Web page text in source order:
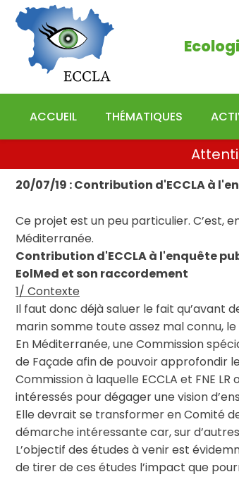
ACCUEIL THÉMATIQUES
20/07/19 : Contribution d'ECCLA à
Ce projet est un peu particulier. C’est,
Méditerranée.
Contribution d'ECCLA à l'enquête
EolMed et son raccordement
1/ Contexte
Il faut donc déjà saluer le fait qu’avant
marin somme toute assez mal connu,
En Méditerranée, une Commission
de Façade afin de pouvoir approfondir
Commission à laquelle ECCLA et FNE
intéressés pour dégager une vision
Elle devrait se transformer en Comité
démarche intéressante car, sur
L’objectif des études à venir est
de tirer de ces études l’impact que